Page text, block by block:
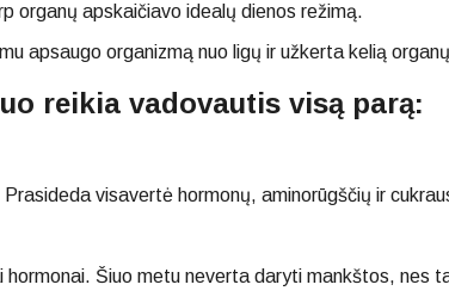
organų apskaičiavo idealų dienos režimą.
apsaugo organizmą nuo ligų ir užkerta kelią
reikia vadovautis visą parą:
visavertė hormonų, aminorūgščių ir
Šiuo metu neverta daryti mankštos, nes